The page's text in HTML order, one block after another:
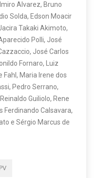
Alvarez, Bruno
Solda, Edson Moacir
Takaki Akimoto,
Polli, José
José Carlos
Fornaro, Luiz
Fahl, Maria Irene dos
Pedro Serrano,
Guiliolo, Rene
Ferdinando Calsavara,
e Sérgio Marcus de